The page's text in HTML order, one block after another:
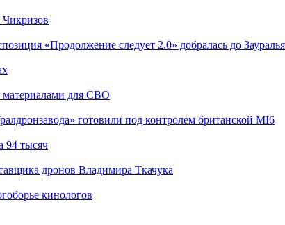
«Продолжение следует 2.0» добралась до Зауралья
материалами для СВО
готовили под контролем британской MI6
94 тысяч
дронов Владимира Ткачука
кинологов